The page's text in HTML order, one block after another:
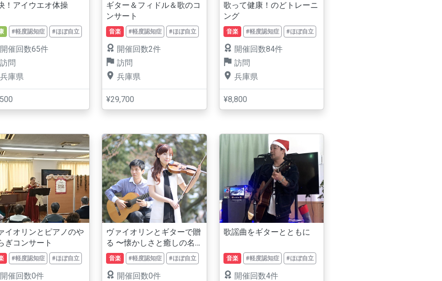
！アイウエオ体操
#軽度認知症 #ほぼ自立
開催回数65件
訪問
兵庫県
ギター＆フィドル＆歌のコ
ンサート
音楽 #軽度認知症 #ほぼ自立
開催回数2件
訪問
兵庫県
¥29,700
歌って健康！のどトレーニ
ング
音楽 #軽度認知症 #ほぼ自立
開催回数84件
訪問
兵庫県
¥8,800
イオリンとピアノのや
ぎコンサート
#軽度認知症 #ほぼ自立
開催回数0件
ヴァイオリンとギターで贈
る 〜懐かしさと癒しの名
曲コンサート〜
音楽 #軽度認知症 #ほぼ自立
開催回数0件
歌謡曲をギターとともに
音楽 #軽度認知症 #ほぼ自立
開催回数4件